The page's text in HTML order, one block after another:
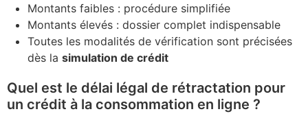
Montants faibles : procédure simplifiée
Montants élevés : dossier complet indispensable
Toutes les modalités de vérification sont précisées
dès la simulation de crédit
Quel est le délai légal de rétractation pour
un crédit à la consommation en ligne ?